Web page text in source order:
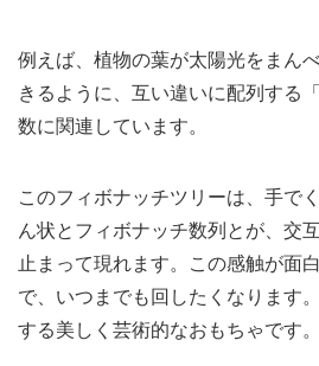
例えば、植物の葉が太陽光をまん
きるように、互い違いに配列する
数に関連しています。
このフィボナッチツリーは、手で
ん状とフィボナッチ数列とが、交
止まって現れます。この感触が面
で、いつまでも回したくなります
する美しく芸術的なおもちゃです。